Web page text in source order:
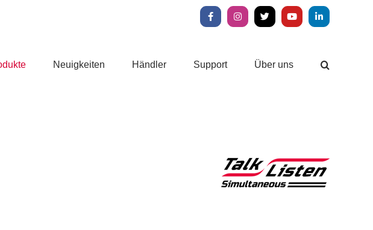
FacebookInstagram
X YouTubeLinkedIn
Neuigkeiten Händler Support Über uns